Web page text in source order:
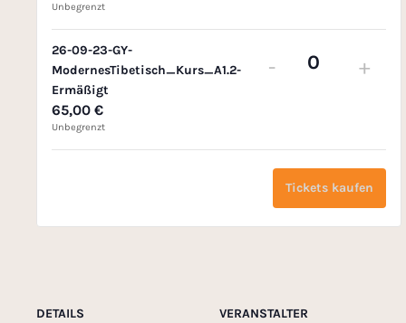
DETAILS
VERANSTALTER
Unbegrenzt
a
h
26-09-23-GY-
ModernesTibetisch_Kurs_A1.2-
Ermäßigt
65,00 €
Unbegrenzt
-
A
a
h
+
Tickets kaufen